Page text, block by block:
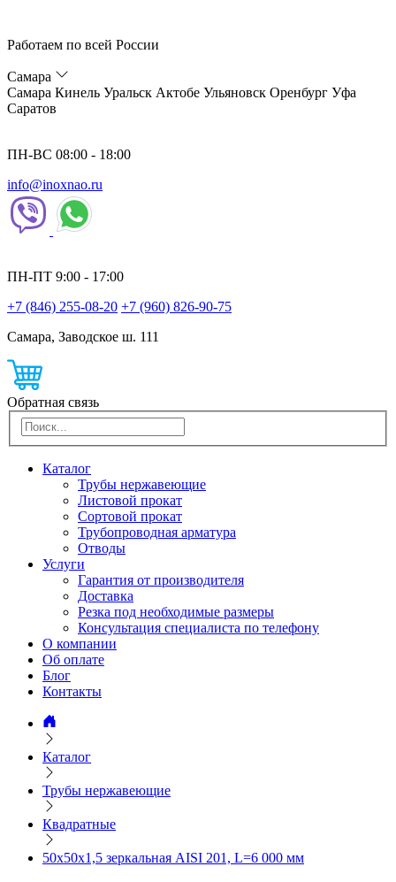
Работаем по всей России
Самара
Самара Кинель Уральск Актобе Ульяновск Оренбург Уфа
Саратов
ПН-ВС 08:00 - 18:00
info@inoxnao.ru
ПН-ПТ 9:00 - 17:00
+7 (846) 255-08-20 +7 (960) 826-90-75
Самара, Заводское ш. 111
Обратная связь
Каталог
Трубы нержавеющие
Листовой прокат
Сортовой прокат
Трубопроводная арматура
Отводы
Услуги
Гарантия от производителя
Доставка
Резка под необходимые размеры
Консультация специалиста по телефону
О компании
Об оплате
Блог
Контакты
Каталог
Трубы нержавеющие
Квадратные
50х50х1,5 зеркальная AISI 201, L=6 000 мм